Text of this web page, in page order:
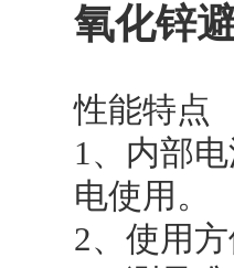
氧化锌
性能特点
1、内部
电使用。
2、使用